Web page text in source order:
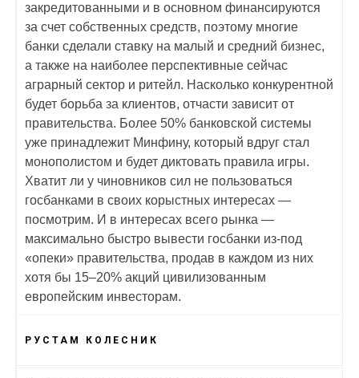
закредитованными и в основном финансируются
за счет собственных средств, поэтому многие
банки сделали ставку на малый и средний бизнес,
а также на наиболее перспективные сейчас
аграрный сектор и ритейл. Насколько конкурентной
будет борьба за клиентов, отчасти зависит от
правительства. Более 50% банковской системы
уже принадлежит Минфину, который вдруг стал
монополистом и будет диктовать правила игры.
Хватит ли у чиновников сил не пользоваться
госбанками в своих корыстных интересах —
посмотрим. И в интересах всего рынка —
максимально быстро вывести госбанки из-под
«опеки» правительства, продав в каждом из них
хотя бы 15–20% акций цивилизованным
европейским инвесторам.
РУСТАМ КОЛЕСНИК